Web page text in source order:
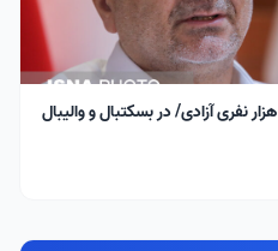
سالن ۱۸ هزار نفری به جای سالن ۱۲ هزار نفری آزادی/ در بسکتبال و والیبال